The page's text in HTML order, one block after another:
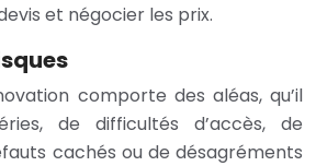
et négocier les prix.
comporte des aléas, qu’il
de difficultés d’accès, de
cachés ou de désagréments